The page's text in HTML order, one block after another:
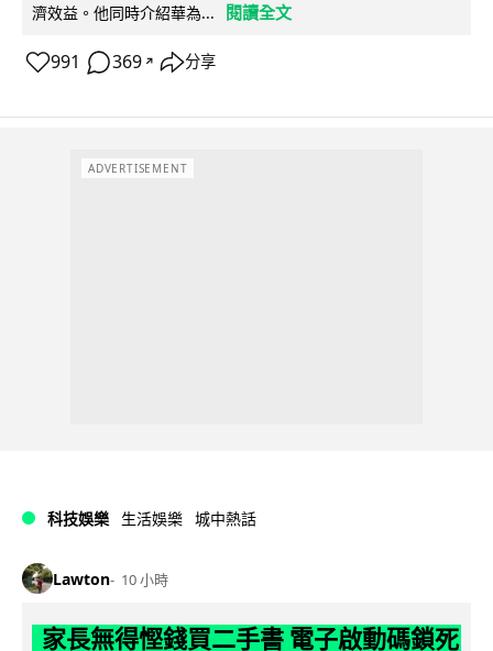
濟效益。他同時介紹華為...
閱讀全文
991 369 ↗ 分享
ADVERTISEMENT
科技娛樂 生活娛樂 城中熱話
Lawton 10 小時
家長無得慳錢買二手書 電子啟動碼鎖死